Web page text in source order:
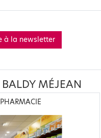
à la newsletter
MÉJEAN